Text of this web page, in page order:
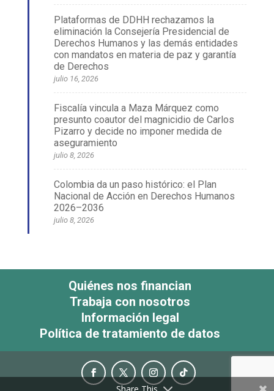
Plataformas de DDHH rechazamos la
eliminación la Consejería Presidencial de
Derechos Humanos y las demás entidades
con mandatos en materia de paz y garantía
de Derechos
julio 16, 2026
Fiscalía vincula a Maza Márquez como
presunto coautor del magnicidio de Carlos
Pizarro y decide no imponer medida de
aseguramiento
julio 8, 2026
Colombia da un paso histórico: el Plan
Nacional de Acción en Derechos Humanos
2026–2036
julio 8, 2026
Quiénes nos financian
Trabaja con nosotros
Información legal
Política de tratamiento de datos